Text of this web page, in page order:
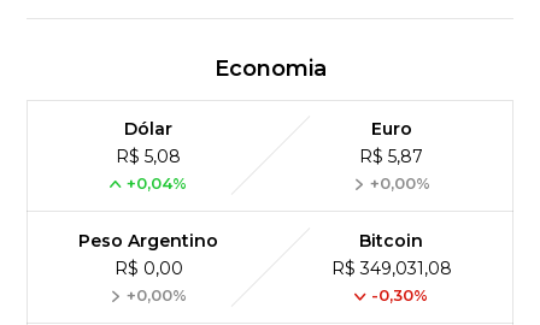
Economia
Dólar
R$ 5,08
+0,04%
Euro
R$ 5,87
+0,00%
Peso Argentino
R$ 0,00
+0,00%
Bitcoin
R$ 349,031,08
-0,30%